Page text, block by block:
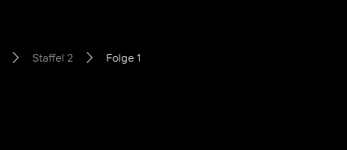
Staffel 2 Folge 1